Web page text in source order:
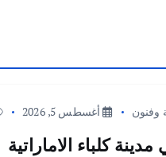
وفنون أغسطس 5, 2026
كلباء الاماراتية